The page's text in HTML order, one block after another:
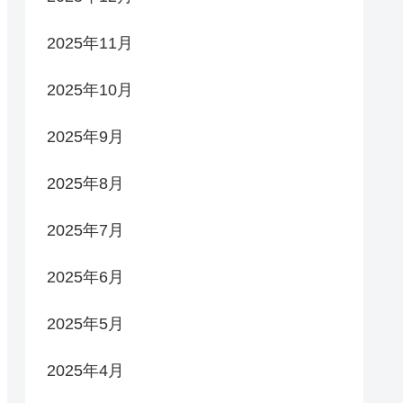
2025年11月
2025年10月
2025年9月
2025年8月
2025年7月
2025年6月
2025年5月
2025年4月